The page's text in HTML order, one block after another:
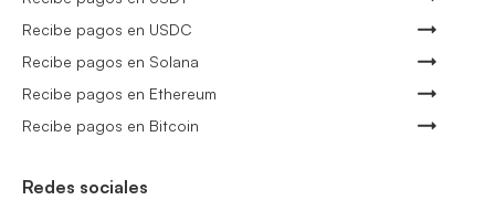
Recibe pagos en USDC
Recibe pagos en Solana
Recibe pagos en Ethereum
Recibe pagos en Bitcoin
Redes sociales